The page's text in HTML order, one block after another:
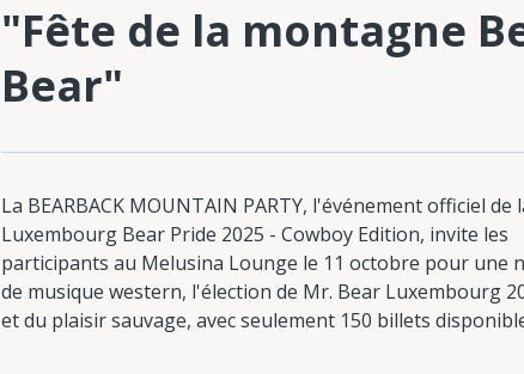
"Fête de la montagne
Bear"
La BEARBACK MOUNTAIN PARTY, l'événement officiel de
Luxembourg Bear Pride 2025 - Cowboy Edition, invite les
participants au Melusina Lounge le 11 octobre pour une
de musique western, l'élection de Mr. Bear Luxembourg
et du plaisir sauvage, avec seulement 150 billets